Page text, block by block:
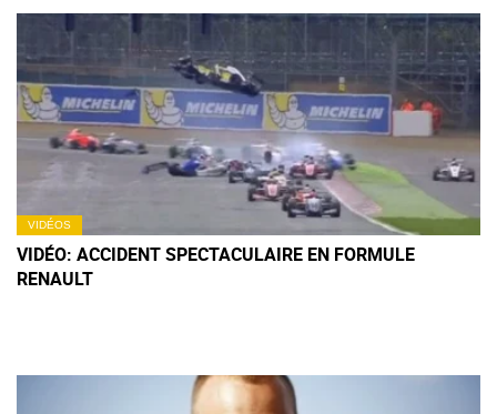
VIDÉOS
VIDÉO: ACCIDENT SPECTACULAIRE EN FORMULE
RENAULT